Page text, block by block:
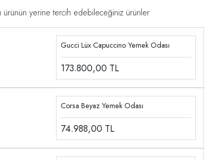
ürünün yerine tercih edebileceğiniz ürünler
Gucci Lüx Capuccino Yemek Odası
173.800,00 TL
Corsa Beyaz Yemek Odası
74.988,00 TL